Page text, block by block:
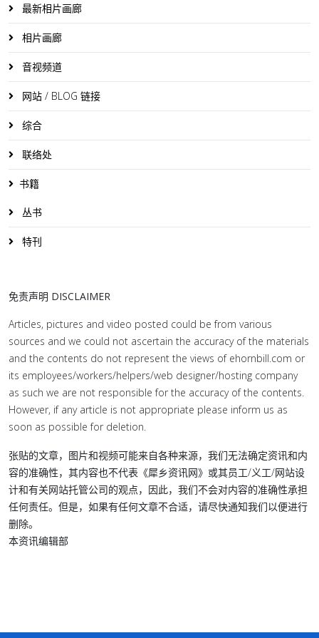
最新相片画廊
相片画廊
音视频道
网站 / BLOG 链接
综合
联络处
书籍
丛书
特刊
免责声明 DISCLAIMER
Articles, pictures and video posted could be from various
sources and we could not ascertain the accuracy of the materials
and the contents do not represent the views of ehornbill.com or
its employees/workers/helpers/web designer/hosting company
as such we are not responsible for the accuracy of the contents.
However, if any article is not appropriate please inform us as
soon as possible for deletion.
张贴的文章，图片和视频可能来自各种来源，我们无法确定资讯和内
容的准确性，其内容也不代表《犀乡资讯网》或其员工/义工/网站设
计和有关网站托管公司的观点，因此，我们不会对内容的准确性承担
任何责任。但是，如果有任何文章不合适，请尽快通知我们以便进行
删除。
本资讯编辑部